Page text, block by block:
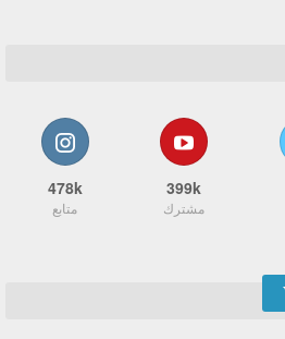
399k
مشترك
478k
متابع